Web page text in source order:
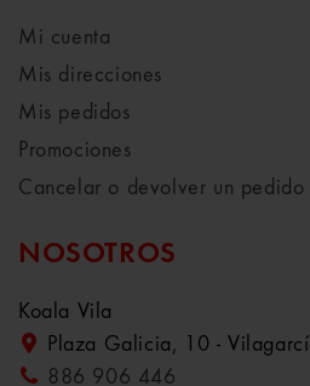
Mi cuenta
Mis direcciones
Mis pedidos
Promociones
Cancelar o devolver un pedido
NOSOTROS
Koala Vila
Plaza Galicia, 10 -
886 906 446